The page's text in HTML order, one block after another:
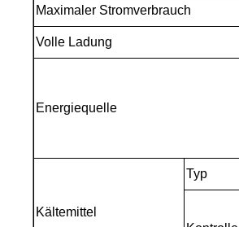
Maximaler Stromverbrauch
Volle Ladung
Energiequelle
Kältemittel
Typ